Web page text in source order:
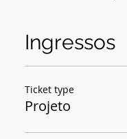
Ingressos
Ticket type
Projeto